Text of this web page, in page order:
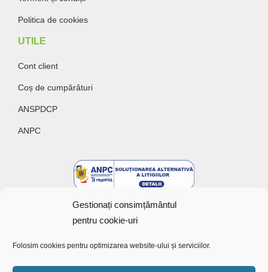
Gestionați consimțământul
pentru cookie-uri
Folosim cookies pentru optimizarea website-ului și serviciilor.
Politica de cookies
UTILE
Cont client
Coș de cumpărături
ANSPDCP
ANPC